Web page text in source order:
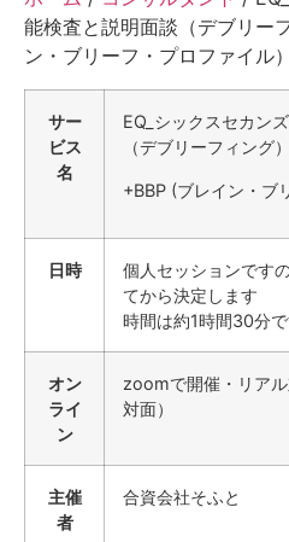
能検査と説明面談（デブリー
ン・ブリーフ・プロファイル）
サー
ビス
名
EQ_シックスセカン
（デブリーフィング）
+BBP (ブレイン・ブ
日時
個人セッションです
てから決定します
時間は約1時間30分で
オン
ライ
ン
zoomで開催・リア
対面）
主催
者
合資会社そふと